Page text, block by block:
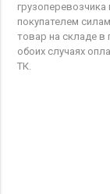
покупателем
товар на складе в
обоих случаях
ТК.